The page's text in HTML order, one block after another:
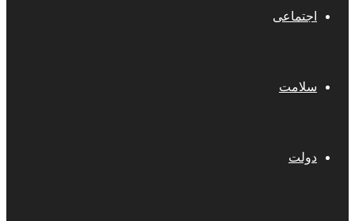
اجتماعی
سلامت
دولت